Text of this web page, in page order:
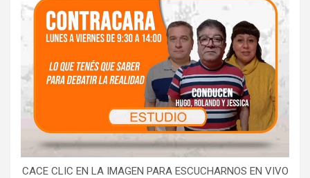
CACE CLIC EN LA IMAGEN PARA ESCUCHARNOS EN VIVO